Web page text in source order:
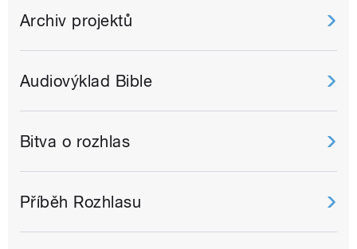
Archiv projektů
Audiovýklad Bible
Bitva o rozhlas
Příběh Rozhlasu